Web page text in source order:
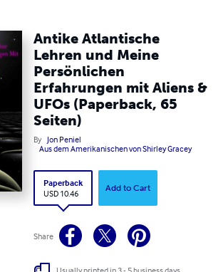
Antike Atlantische
Lehren und Meine
Persönlichen
Erfahrungen mit Aliens &
UFOs (Paperback, 65
Seiten)
By Jon Peniel
Aus dem Amerikanischen von Shirley Gracey
Paperback
USD 10.46
Add to Cart
Share